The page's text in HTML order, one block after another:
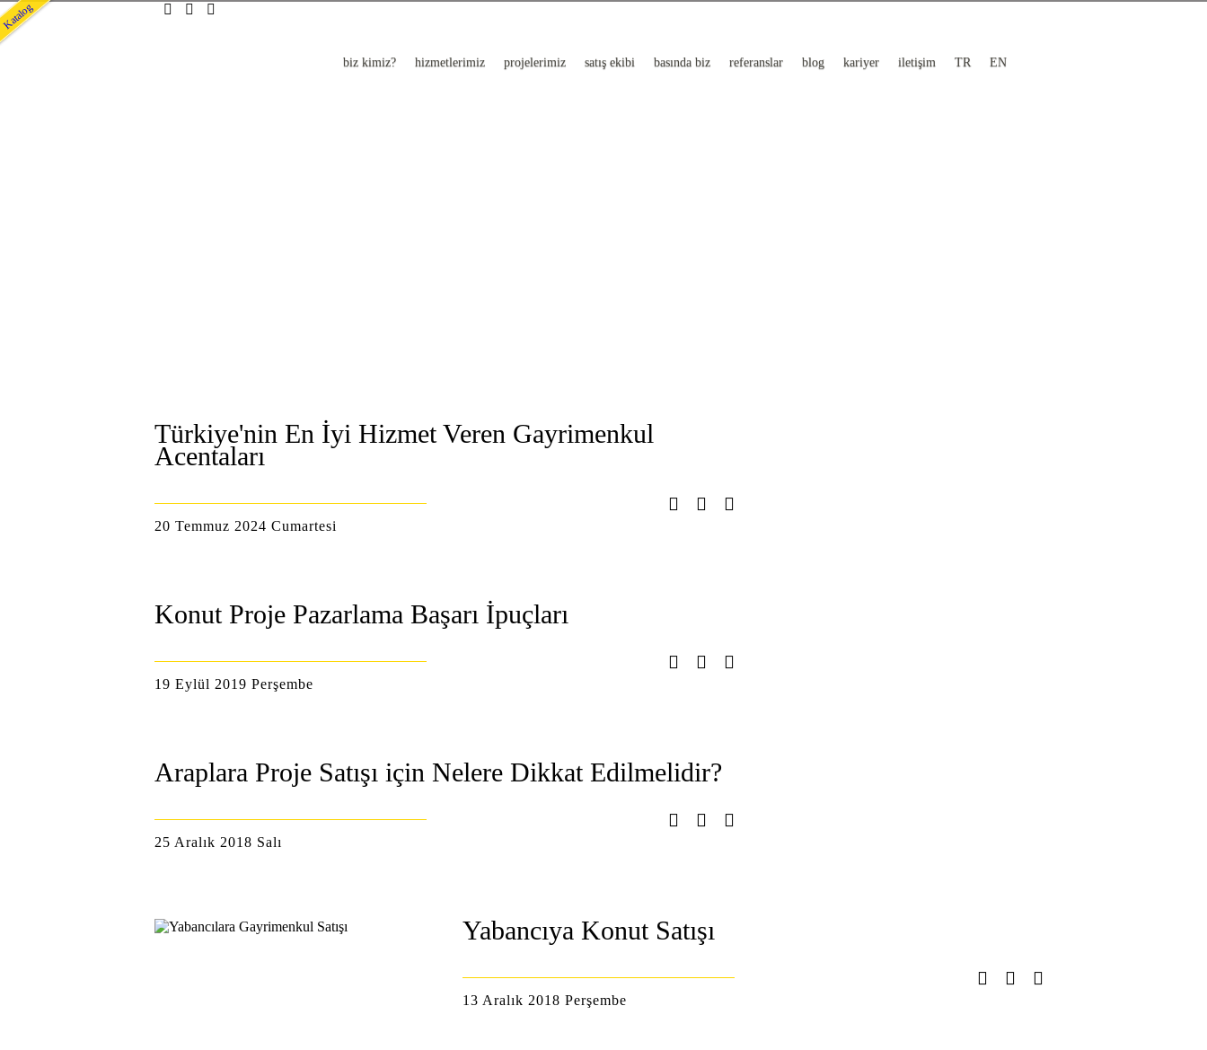
biz kimiz? hizmetlerimiz projelerimiz satış ekibi basında biz referanslar blog kariyer iletişim TR EN
Türkiye'nin En İyi Hizmet Veren Gayrimenkul
Acentaları
20 Temmuz 2024 Cumartesi
Konut Proje Pazarlama Başarı İpuçları
19 Eylül 2019 Perşembe
Araplara Proje Satışı için Nelere Dikkat Edilmelidir?
25 Aralık 2018 Salı
Yabancıya Konut Satışı
13 Aralık 2018 Perşembe
Katalog